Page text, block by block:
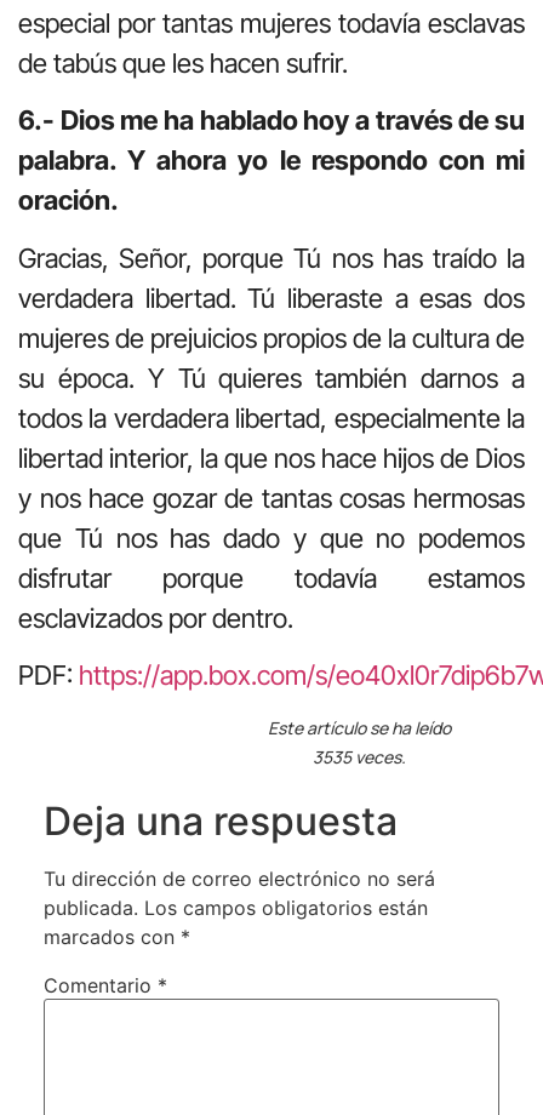
especial por tantas mujeres todavía esclavas
de tabús que les hacen sufrir.
6.- Dios me ha hablado hoy a través de su
palabra. Y ahora yo le respondo con mi
oración.
Gracias, Señor, porque Tú nos has traído la
verdadera libertad. Tú liberaste a esas dos
mujeres de prejuicios propios de la cultura de
su época. Y Tú quieres también darnos a
todos la verdadera libertad, especialmente la
libertad interior, la que nos hace hijos de Dios
y nos hace gozar de tantas cosas hermosas
que Tú nos has dado y que no podemos
disfrutar porque todavía estamos
esclavizados por dentro.
PDF: https://app.box.com/s/
Este artículo se ha leído
3535 veces.
Deja una respuesta
Tu dirección de correo electrónico no será
publicada. Los campos obligatorios están
marcados con *
Comentario *